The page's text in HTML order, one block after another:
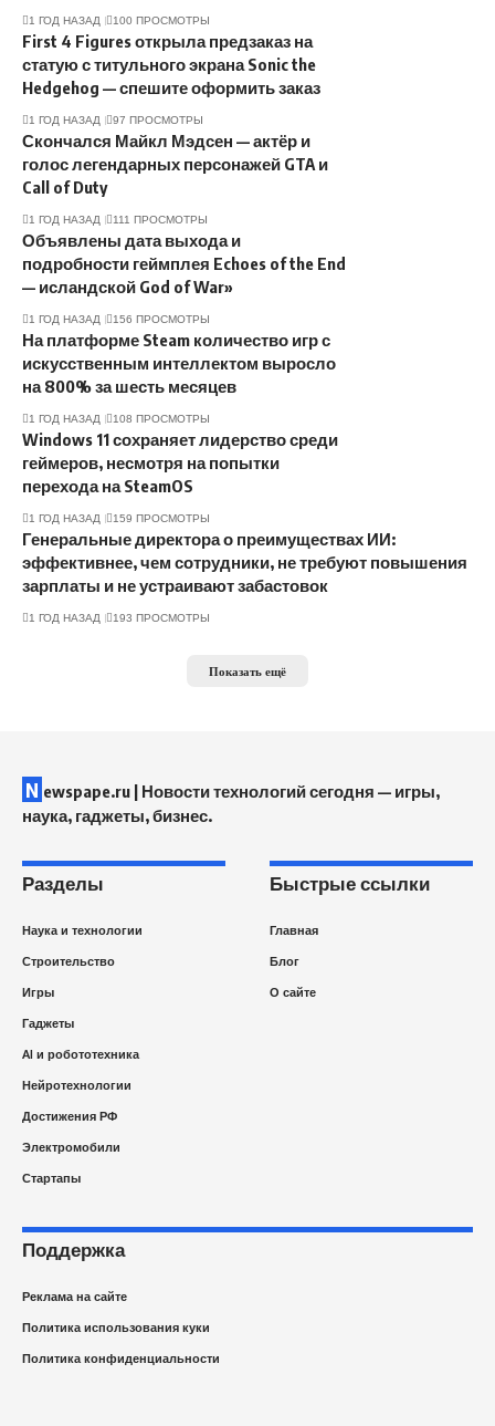
1 ГОД НАЗАД 100 ПРОСМОТРЫ
First 4 Figures открыла предзаказ на
статую с титульного экрана Sonic the
Hedgehog — спешите оформить заказ
1 ГОД НАЗАД 97 ПРОСМОТРЫ
Скончался Майкл Мэдсен — актёр и
голос легендарных персонажей GTA и
Call of Duty
1 ГОД НАЗАД 111 ПРОСМОТРЫ
Объявлены дата выхода и
подробности геймплея Echoes of the End
— исландской God of War»
1 ГОД НАЗАД 156 ПРОСМОТРЫ
На платформе Steam количество игр с
искусственным интеллектом выросло
на 800% за шесть месяцев
1 ГОД НАЗАД 108 ПРОСМОТРЫ
Windows 11 сохраняет лидерство среди
геймеров, несмотря на попытки
перехода на SteamOS
1 ГОД НАЗАД 159 ПРОСМОТРЫ
Генеральные директора о преимуществах ИИ:
эффективнее, чем сотрудники, не требуют повышения
зарплаты и не устраивают забастовок
1 ГОД НАЗАД 193 ПРОСМОТРЫ
Показать ещё
N ewspape.ru | Новости технологий сегодня — игры,
наука, гаджеты, бизнес.
Разделы
Наука и технологии
Строительство
Игры
Гаджеты
AI и робототехника
Нейротехнологии
Достижения РФ
Электромобили
Стартапы
Быстрые ссылки
Главная
Блог
О сайте
Поддержка
Реклама на сайте
Политика использования куки
Политика конфиденциальности